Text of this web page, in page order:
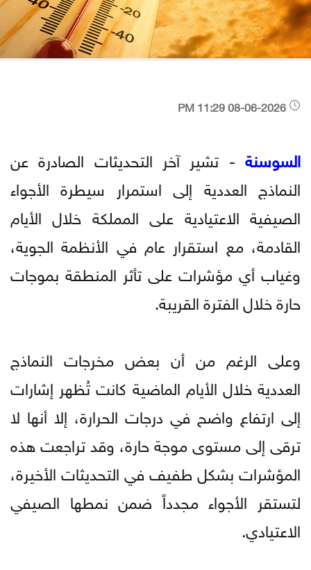
السوسنة - تشير آخر التحديثات الصادرة عن
النماذج العددية إلى استمرار سيطرة الأجواء
الصيفية الاعتيادية على المملكة خلال الأيام
القادمة، مع استقرار عام في الأنظمة الجوية،
وغياب أي مؤشرات على تأثر المنطقة بموجات
حارة خلال الفترة القريبة.
وعلى الرغم من أن بعض مخرجات النماذج
العددية خلال الأيام الماضية كانت تُظهر إشارات
إلى ارتفاع واضح في درجات الحرارة، إلا أنها لا
ترقى إلى مستوى موجة حارة، وقد تراجعت هذه
المؤشرات بشكل طفيف في التحديثات الأخيرة،
لتستقر الأجواء مجدداً ضمن نمطها الصيفي
الاعتيادي.